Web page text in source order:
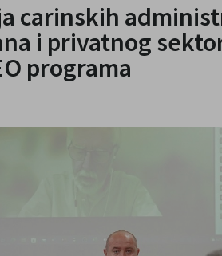
carinskih
i privatnog
programa